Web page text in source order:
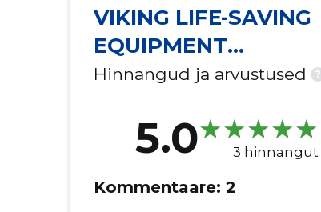
VIKING LIFE-SAVING
EQUIPMENT
ESTONIA AS
Hinnangud ja arvustused ?
5.0 3 hinnangut
Kommentaare: 2